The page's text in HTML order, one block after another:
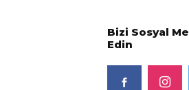
Bizi Sosyal
Edin